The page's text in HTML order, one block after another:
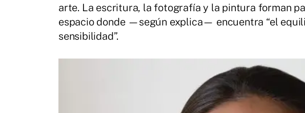
arte. La escritura, la fotografía y la pintura forman
espacio donde —según explica— encuentra “el
sensibilidad”.